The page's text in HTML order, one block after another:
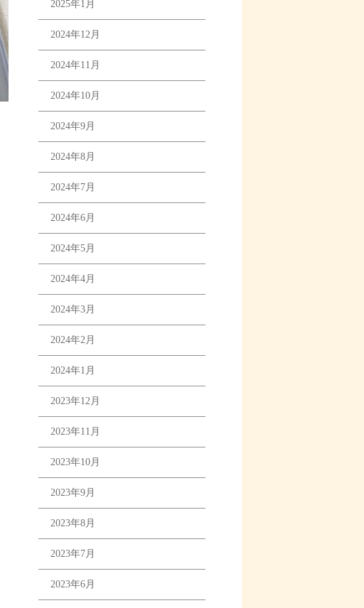
2025年1月
2024年12月
2024年11月
2024年10月
2024年9月
2024年8月
2024年7月
2024年6月
2024年5月
2024年4月
2024年3月
2024年2月
2024年1月
2023年12月
2023年11月
2023年10月
2023年9月
2023年8月
2023年7月
2023年6月